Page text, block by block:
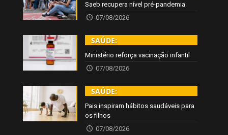
Saeb recupera nível pré-pandemia
07/08/2026
SAÚDE:
Ministério reforça vacinação infantil
07/08/2026
SAÚDE:
Pais inspiram hábitos saudáveis para
os filhos
07/08/2026